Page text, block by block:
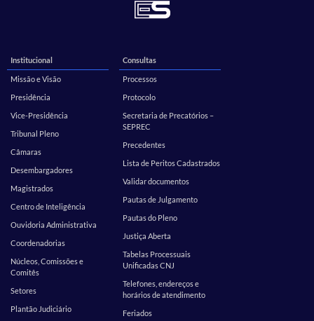
Institucional
Missão e Visão
Presidência
Vice-Presidência
Tribunal Pleno
Câmaras
Desembargadores
Magistrados
Centro de Inteligência
Ouvidoria Administrativa
Coordenadorias
Núcleos, Comissões e
Comitês
Setores
Plantão Judiciário
Consultas
Processos
Protocolo
Secretaria de Precatórios –
SEPREC
Precedentes
Lista de Peritos Cadastrados
Validar documentos
Pautas de Julgamento
Pautas do Pleno
Justiça Aberta
Tabelas Processuais
Unificadas CNJ
Telefones, endereços e
horários de atendimento
Feriados